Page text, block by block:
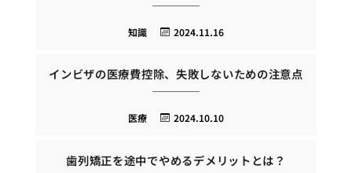
2024.11.16
知識
インビザの医療費控除、失敗しないための注意点
2024.10.10
医療
歯列矯正を途中でやめるデメリットとは？